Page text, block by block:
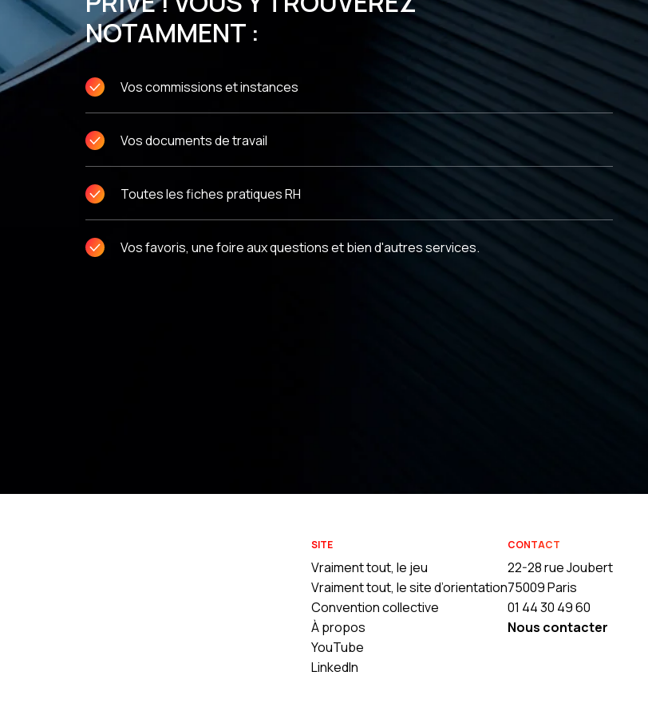
en échanges et en décisions
NOTAMMENT :
Vos commissions et instances
Vos documents de travail
Toutes les fiches pratiques RH
Vos favoris, une foire aux questions et bien d'autres services.
SITE
Vraiment tout, le jeu
Vraiment tout, le site d’orientation
Convention collective
À propos
YouTube
LinkedIn
CONTACT
22-28 rue Joubert
75009 Paris
01 44 30 49 60
Nous contacter